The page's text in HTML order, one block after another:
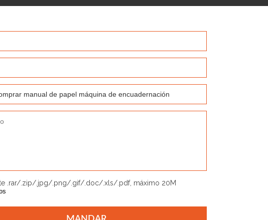
.rar/.zip/.jpg/.png/.gif/.doc/.xls/.pdf, máximo 20M